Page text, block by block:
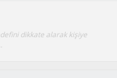
dikkate alarak kişiye